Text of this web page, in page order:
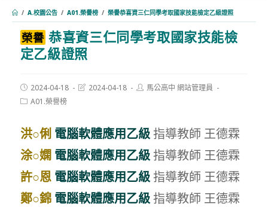
/ A.校園公告 / A01.榮譽榜 / 榮譽恭喜資三仁同學考取國家技能檢定乙級證照
榮譽 恭喜資三仁同學考取國家技能檢
定乙級證照
Post
published:
2024-04-18
Post2024-04-18
Post馬公高中 網站管理員
PostA01.榮譽榜
洪○俐 電腦軟體應用乙級指導教師 王德霖
涂○嫻 電腦軟體應用乙級指導教師 王德霖
許○恩電腦軟體應用乙級指導教師 王德霖
鄭○錦電腦軟體應用乙級指導教師 王德霖